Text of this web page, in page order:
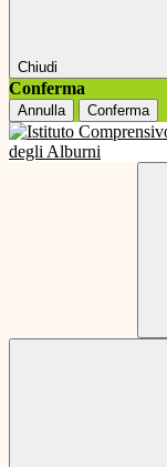
Chiudi
Conferma
Annulla Conferma